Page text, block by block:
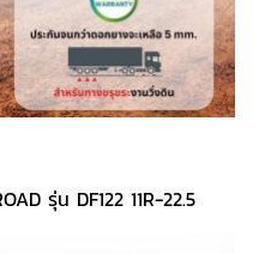
รุ่น DF122 11R-22.5